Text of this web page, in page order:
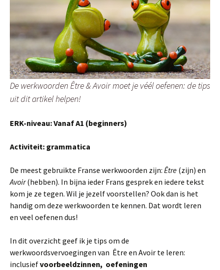
De werkwoorden Être & Avoir moet je véél oefenen: de tips
uit dit artikel helpen!
ERK-niveau: Vanaf A1 (beginners)
Activiteit: grammatica
De meest gebruikte Franse werkwoorden zijn: Être (zijn) en
Avoir(hebben). In bijna ieder Frans gesprek en iedere tekst
kom je ze tegen. Wil je jezelf voorstellen? Ook dan is het
handig om deze werkwoorden te kennen. Dat wordt leren
en veel oefenen dus!
In dit overzicht geef ik je tips om de
werkwoordsvervoegingen van Être en Avoir te leren:
inclusiefvoorbeeldzinnen, oefeningen